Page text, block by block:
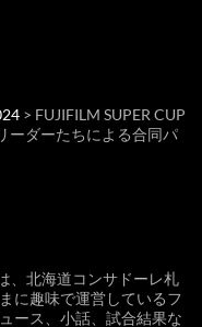
> FUJIFILM SUPER CUP
ーダーたちによる合同パ
、北海道コンサドーレ札
に趣味で運営しているフ
ース、小話、試合結果な